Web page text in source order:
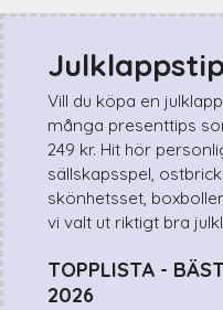
Vill du köpa en
många presenttips
249 kr. Hit hör
sällskapsspel,
skönhetsset,
vi valt ut riktigt bra
TOPPLISTA -
2026